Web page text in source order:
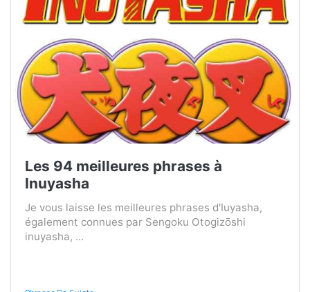
Les 94 meilleures phrases à
Inuyasha
Je vous laisse les meilleures phrases d'Iuyasha,
également connues par Sengoku Otogizōshi
inuyasha, ...